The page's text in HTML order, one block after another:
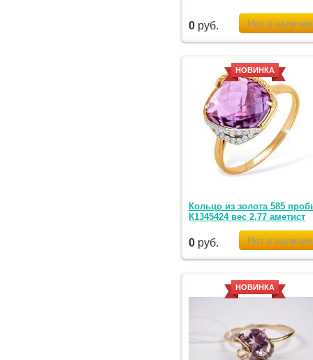
0 руб.
НОВИНКА
Кольцо из золота 585
К1345424 вес 2,77 аметист
0 руб.
НОВИНКА